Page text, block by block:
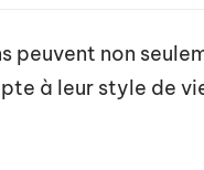
peuvent non
à leur style de